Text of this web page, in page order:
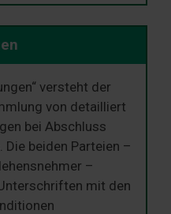
versteht der
von detailliert
bei Abschluss
beiden Parteien –
–
mit den